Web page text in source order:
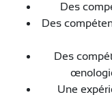
Des
Des
Des
Une